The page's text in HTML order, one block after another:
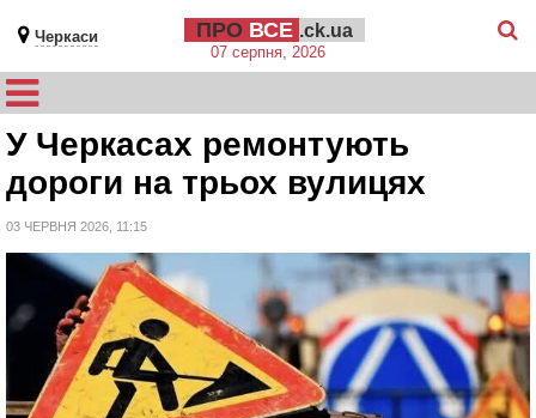
Черкаси ПРО ВСЕ .ck.ua
07 серпня, 2026
У Черкасах ремонтують
дороги на трьох вулицях
03 ЧЕРВНЯ 2026, 11:15